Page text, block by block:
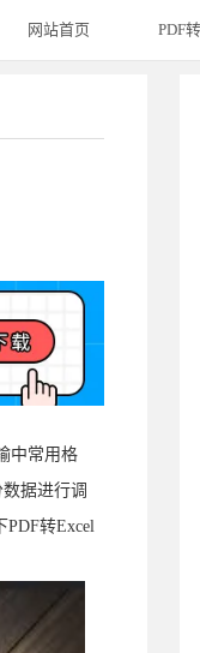
网站首页 PDF
中常用格
据进行调
PDF转Excel